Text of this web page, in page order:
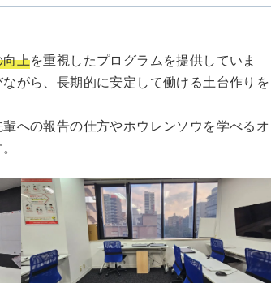
上を重視したプログラムを提供していま
がら、長期的に安定して働ける土台作りを
への報告の仕方やホウレンソウを学べるオ